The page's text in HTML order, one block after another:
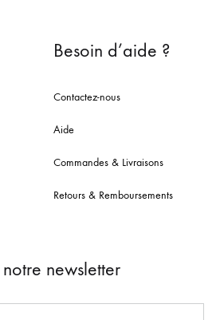
Besoin d’aide ?
Contactez-nous
Aide
Commandes & Livraisons
Retours & Remboursements
newsletter